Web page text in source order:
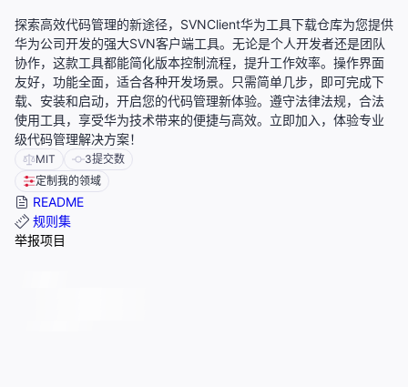
探索高效代码管理的新途径，SVNClient华为工具下载仓库为您提供
华为公司开发的强大SVN客户端工具。无论是个人开发者还是团队
协作，这款工具都能简化版本控制流程，提升工作效率。操作界面
友好，功能全面，适合各种开发场景。只需简单几步，即可完成下
载、安装和启动，开启您的代码管理新体验。遵守法律法规，合法
使用工具，享受华为技术带来的便捷与高效。立即加入，体验专业
级代码管理解决方案！
MIT 3提交数
定制我的领域
README
规则集
举报项目